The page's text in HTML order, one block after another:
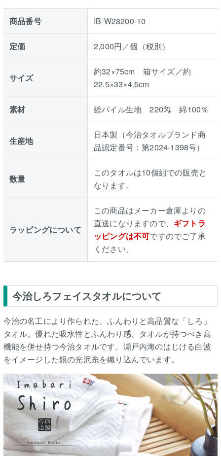
商品番号 IB-W28200-10
定価 2,000円／個（税別）
サイズ
約32×75cm 箱サイズ／約
22.5×33×4.5cm
素材 総パイル生地 220匁 綿100％
生産地
日本製（今治タオルブランド商
品認定番号：第2024-1398号）
数量
このタオルは10個組での販売と
なります。
ラッピングについて
この商品はメーカー倉庫よりの
直送になりますので、 ギフトラ
ッピングは不可ですのでご了承
ください。
今治しろフェイスタオルについて
今治の名工により作られた、ふんわりと高品質な「しろ」
タオル。優れた吸水性とふんわり感、タオルが持つべき高
機能を併せ持つ今治タオルです。瀬戸内海のはじける白波
をイメージした銀の光沢糸を織り込んでいます。